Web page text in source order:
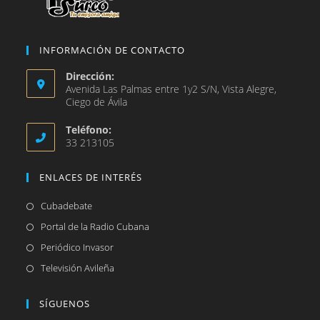
INFORMACIÓN DE CONTACTO
Dirección:
Avenida Las Palmas entre 1y2 S/N, Vista Alegre,
Ciego de Ávila
Teléfono:
33 213105
ENLACES DE INTERÉS
CubadebateSe
abre
nueva
Portal de la Radio Cubana
Periódico InvasorSe
abre
Televisión Avileña
SÍGUENOS